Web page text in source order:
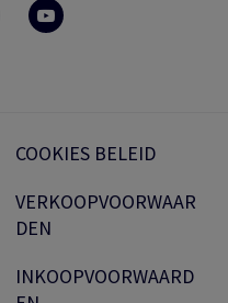
COOKIES BELEID
VERKOOPVOORWAAR
DEN
INKOOPVOORWAARD